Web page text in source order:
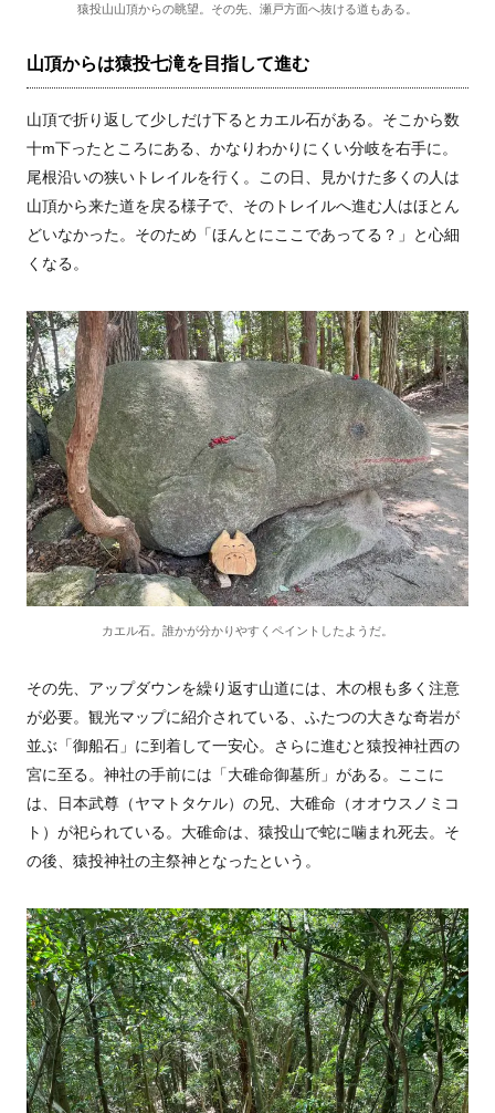
猿投山山頂からの眺望。その先、瀬戸方面へ抜ける道もある。
山頂からは猿投七滝を目指して進む
山頂で折り返して少しだけ下るとカエル石がある。そこから数
十m下ったところにある、かなりわかりにくい分岐を右手に。
尾根沿いの狭いトレイルを行く。この日、見かけた多くの人は
山頂から来た道を戻る様子で、そのトレイルへ進む人はほとん
どいなかった。そのため「ほんとにここであってる？」と心細
くなる。
カエル石。誰かが分かりやすくペイントしたようだ。
その先、アップダウンを繰り返す山道には、木の根も多く注意
が必要。観光マップに紹介されている、ふたつの大きな奇岩が
並ぶ「御船石」に到着して一安心。さらに進むと猿投神社西の
宮に至る。神社の手前には「大碓命御墓所」がある。ここに
は、日本武尊（ヤマトタケル）の兄、大碓命（オオウスノミコ
ト）が祀られている。大碓命は、猿投山で蛇に噛まれ死去。そ
の後、猿投神社の主祭神となったという。